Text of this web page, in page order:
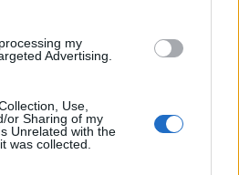
my
Advertising.
Use,
or Sharing of my
Unrelated with the
was collected.
O ATASCABURRAS